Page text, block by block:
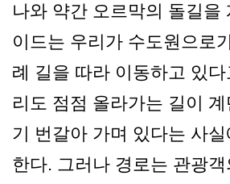
나와 약간 오르막의 돌길을
이드는 우리가 수도원으로
례 길을 따라 이동하고 있
리도 점점 올라가는 길이 계
기 번갈아 가며 있다는 사
한다. 그러나 경로는 관광객